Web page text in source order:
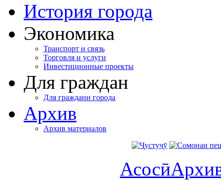
История города
Экономика
Транспорт и связь
Торговля и услуги
Инвестиционные проекты
Для граждан
Для граждани города
Архив
Архив материалов
Асосӣ